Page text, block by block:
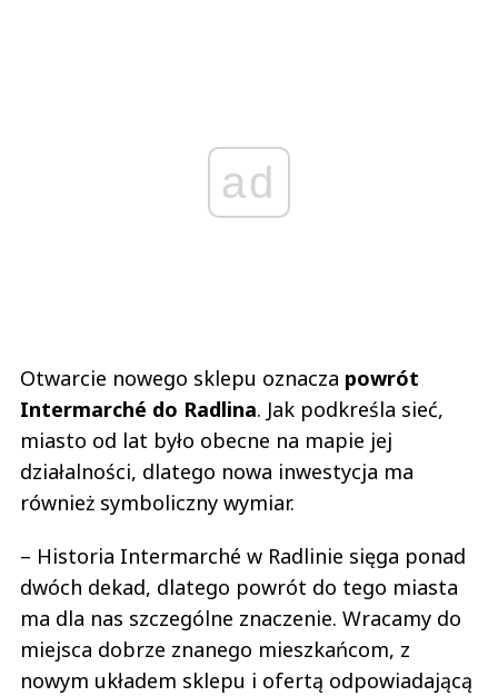
ad
Otwarcie nowego sklepu oznacza powrót
Intermarché do Radlina. Jak podkreśla sieć,
miasto od lat było obecne na mapie jej
działalności, dlatego nowa inwestycja ma
również symboliczny wymiar.
– Historia Intermarché w Radlinie sięga ponad
dwóch dekad, dlatego powrót do tego miasta
ma dla nas szczególne znaczenie. Wracamy do
miejsca dobrze znanego mieszkańcom, z
nowym układem sklepu i ofertą odpowiadającą